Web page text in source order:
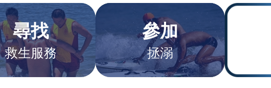
尋找
救生服務
參加
拯溺